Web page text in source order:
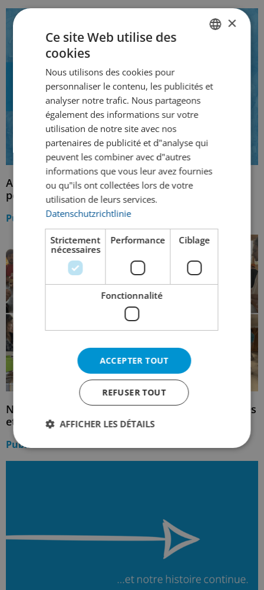
Accompagnement du personnel dès la première
poignée de main
Publié : 24. May 2024
Nous formons des compétences professionnelles
et de conseil
Publié :
×
Ce site Web utilise des
cookies
Nous utilisons des cookies pour
personnaliser le contenu, les publicités et
analyser notre trafic. Nous partageons
également des informations sur votre
utilisation de notre site avec nos
partenaires de publicité et d"analyse qui
peuvent les combiner avec d"autres
informations que vous leur avez fournies
ou qu"ils ont collectées lors de votre
utilisation de leurs services.
Datenschutzrichtlinie
Strictement
nécessaires
Performance Ciblage
Fonctionnalité
ACCEPTER TOUT
REFUSER TOUT
AFFICHER LES DÉTAILS